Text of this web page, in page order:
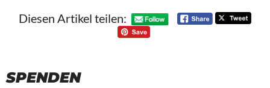
Diesen Artikel teilen:
SPENDEN